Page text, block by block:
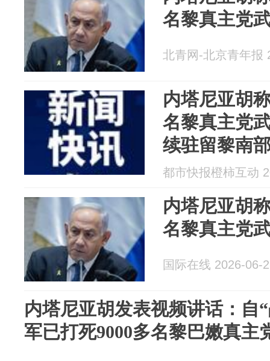
名黎真主党
北青网-北京青年报
内塔尼亚胡
名黎真主党
续驻留黎南
巴嫩真主党
都市快报橙柿互动
内塔尼亚胡
名黎真主党
国际在线 2026-06-
内塔尼亚胡发表视频讲话：自
军已打死9000多名黎巴嫩真主